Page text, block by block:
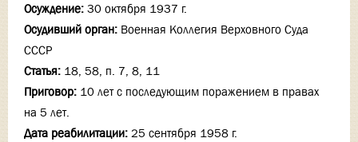
Осуждение: 30 октября 1937 г.
Осудивший орган: Военная Коллегия Верховного Суда
СССР
Статья: 18, 58, п. 7, 8, 11
Приговор: 10 лет с последующим поражением в правах
на 5 лет.
Дата реабилитации: 25 сентября 1958 г.